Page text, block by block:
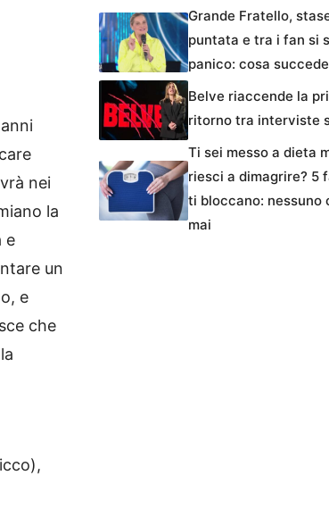
nei
la
e
un
e
che
Grande Fratello,
puntata e tra i fan si
panico: cosa
Belve riaccende la
ritorno tra interviste
Ti sei messo a dieta
riesci a dimagrire? 5
ti bloccano: nessuno
mai